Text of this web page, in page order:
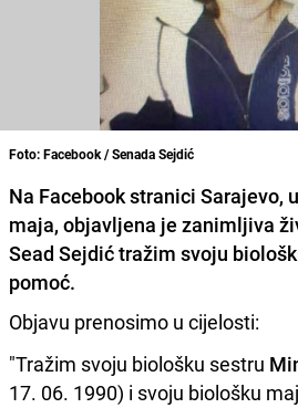
Foto: Facebook / Senada Sejdić
Na Facebook stranici Sarajevo,
maja, objavljena je zanimljiva
Sead Sejdić tražim svoju
pomoć.
Objavu prenosimo u cijelosti:
"Tražim svoju biološku sestru
17. 06. 1990) i svoju biološku